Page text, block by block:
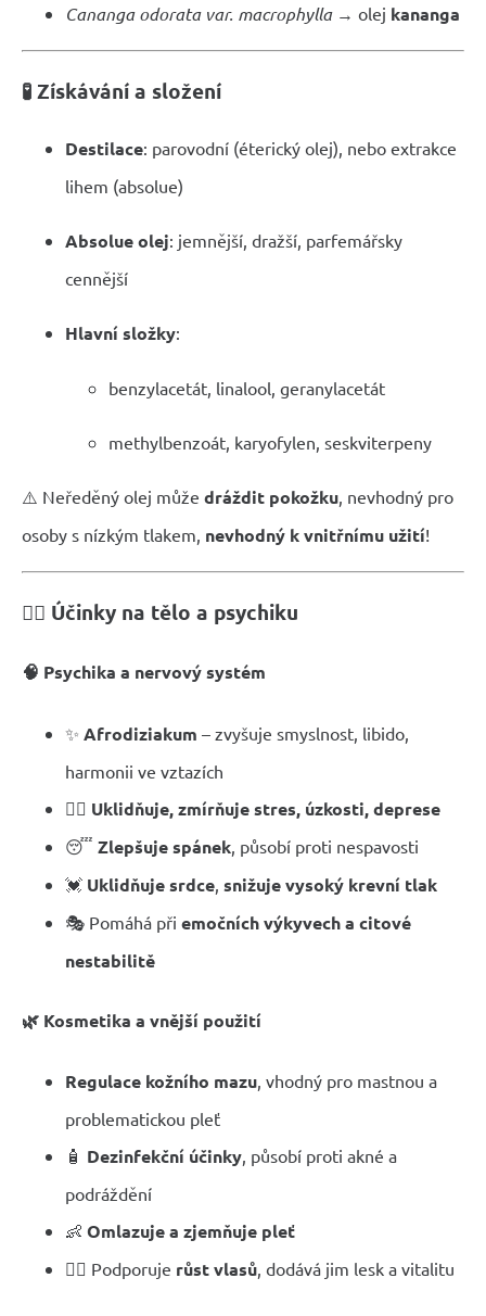
Cananga odorata var. macrophylla→ olej kananga
🧪 Získávání a složení
Destilace: parovodní (éterický olej), nebo extrakce
lihem (absolue)
Absolue olej: jemnější, dražší, parfemářsky
cennější
Hlavní složky:
benzylacetát, linalool, geranylacetát
methylbenzoát, karyofylen, seskviterpeny
⚠️ Neředěný olej může dráždit pokožku, nevhodný pro
osoby s nízkým tlakem, nevhodný k vnitřnímu užití!
💆‍♀️ Účinky na tělo a psychiku
🧠 Psychika a nervový systém
✨ Afrodiziakum – zvyšuje smyslnost, libido,
harmonii ve vztazích
🧘‍♀️ Uklidňuje, zmírňuje stres, úzkosti, deprese
😴 Zlepšuje spánek , působí proti nespavosti
💓 Uklidňuje srdce snižuje vysoký krevní tlak
🎭 Pomáhá při emočních výkyvech a citové
nestabilitě
🌿 Kosmetika a vnější použití
Regulace kožního mazu, vhodný pro mastnou a
problematickou pleť
🧴 Dezinfekční účinky, působí proti akné a
podráždění
👶 Omlazuje a zjemňuje pleť
💇‍♀️ Podporuje růst vlasů, dodává jim lesk a vitalitu